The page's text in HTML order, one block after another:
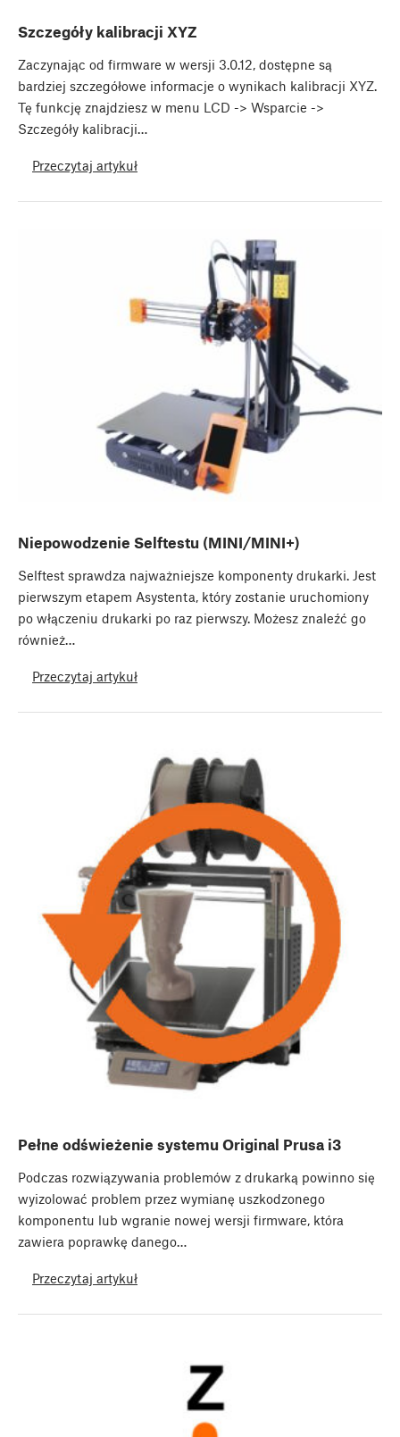
Szczegóły kalibracji XYZ
Zaczynając od firmware w wersji 3.0.12, dostępne są
bardziej szczegółowe informacje o wynikach kalibracji XYZ.
Tę funkcję znajdziesz w menu LCD -> Wsparcie ->
Szczegóły kalibracji…
Przeczytaj artykuł
Niepowodzenie Selftestu (MINI/MINI+)
Selftest sprawdza najważniejsze komponenty drukarki. Jest
pierwszym etapem Asystenta, który zostanie uruchomiony
po włączeniu drukarki po raz pierwszy. Możesz znaleźć go
również…
Przeczytaj artykuł
Pełne odświeżenie systemu Original Prusa i3
Podczas rozwiązywania problemów z drukarką powinno się
wyizolować problem przez wymianę uszkodzonego
komponentu lub wgranie nowej wersji firmware, która
zawiera poprawkę danego…
Przeczytaj artykuł